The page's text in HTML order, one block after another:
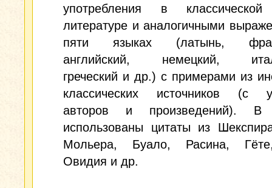
употребления в классической
литературе и аналогичными
пяти языках (латынь,
английский, немецкий,
греческий и др.) с примерами из
классических источников (с
авторов и произведений). В
использованы цитаты из
Мольера, Буало, Расина,
Овидия и др.